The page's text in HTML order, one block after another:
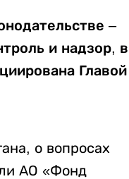
–
и надзор, в
Главой
о вопросах
АО «Фонд